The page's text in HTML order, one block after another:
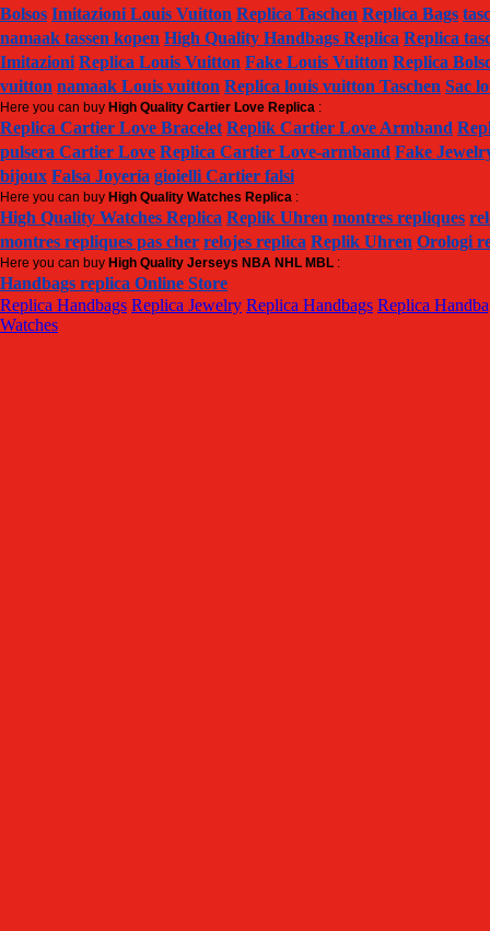
Bolsos Imitazioni Louis Vuitton Replica Taschen Replica Bags
namaak tassen kopen High Quality Handbags Replica Replica
Imitazioni Replica Louis Vuitton Fake Louis Vuitton Replica
vuitton namaak Louis vuitton Replica louis vuitton Taschen Sac
Here you can buy High Quality Cartier Love Replica :
Replica Cartier Love Bracelet Replik Cartier Love Armband
pulsera Cartier Love Replica Cartier Love-armband Fake
bijoux Falsa Joyería gioielli Cartier falsi
Here you can buy High Quality Watches Replica :
High Quality Watches Replica Replik Uhren montres repliques
montres repliques pas cher relojes replica Replik Uhren Orologi
Here you can buy High Quality Jerseys NBA NHL MBL :
Handbags replica Online Store
Replica Handbags Replica Jewelry Replica Handbags Replica
Watches